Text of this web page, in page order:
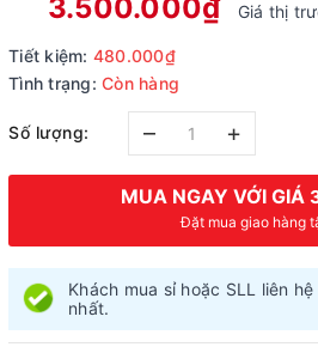
3.500.000₫ Giá thị
Tiết kiệm: 480.000₫
Tình trạng: Còn hàng
Số lượng: – +
MUA NGAY VỚI GIÁ
Đặt mua giao hàng
Khách mua sỉ hoặc SLL liên
nhất.